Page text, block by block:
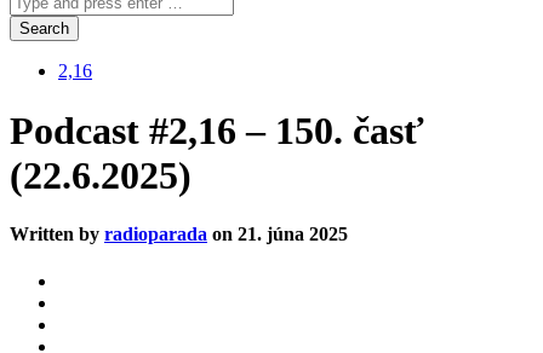
2,16
Podcast #2,16 – 150. časť
(22.6.2025)
Written by radioparada on 21. júna 2025